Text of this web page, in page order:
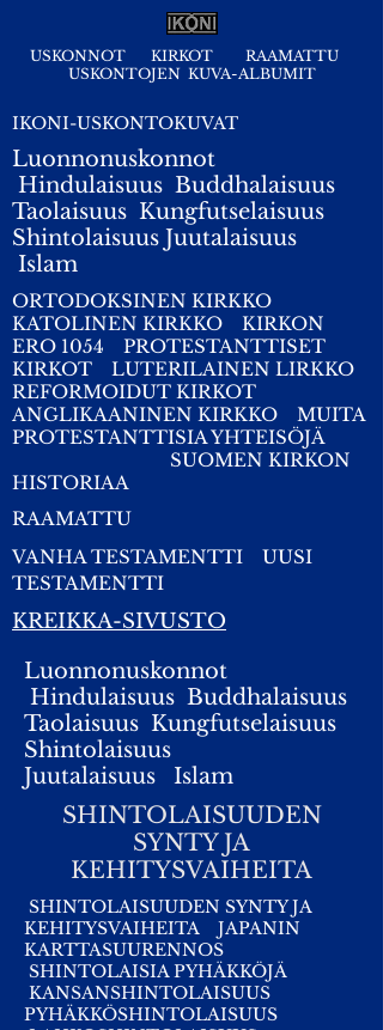
USKONNOT KIRKOT
RAAMATTU
USKONTOJEN KUVA-ALBUMIT
IKONI-USKONTOKUVAT
Luonnonuskonnot
Hindulaisuus Buddhalaisuus
Taolaisuus Kungfutselaisuus
Shintolaisuus Juutalaisuus
Islam
ORTODOKSINEN KIRKKO
KATOLINEN KIRKKO
KIRKON
ERO 1054
PROTESTANTTISET
KIRKOT
LUTERILAINEN LIRKKO
REFORMOIDUT KIRKOT
ANGLIKAANINEN KIRKKO
MUITA
PROTESTANTTISIA YHTEISÖJÄ
SUOMEN KIRKON
HISTORIAA
RAAMATTU
VANHA TESTAMENTTI
UUSI
TESTAMENTTI
KREIKKA-SIVUSTO
Luonnonuskonnot
Hindulaisuus Buddhalaisuus
Taolaisuus Kungfutselaisuus
Shintolaisuus
Juutalaisuus Islam
SHINTOLAISUUDEN
SYNTY JA
KEHITYSVAIHEITA
SHINTOLAISUUDEN SYNTY JA
KEHITYSVAIHEITA
JAPANIN
KARTTASUURENNOS
SHINTOLAISIA PYHÄKKÖJÄ
KANSANSHINTOLAISUUS
PYHÄKKÖSHINTOLAISUUS